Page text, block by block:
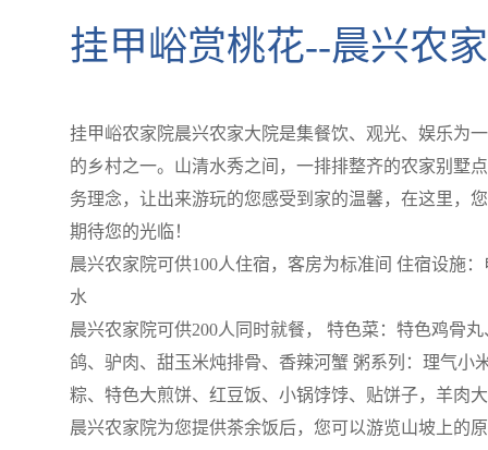
挂甲峪赏桃花--晨兴农
挂甲峪农家院晨兴农家大院是集餐饮、观光、娱乐为
的乡村之一。山清水秀之间，一排排整齐的农家别墅
务理念，让出来游玩的您感受到家的温馨，在这里，
期待您的光临！
晨兴农家院可供100人住宿，客房为标准间 住宿设施
水
晨兴农家院可供200人同时就餐， 特色菜：特色鸡骨
鸽、驴肉、甜玉米炖排骨、香辣河蟹 粥系列：理气小
粽、特色大煎饼、红豆饭、小锅饽饽、贴饼子，羊肉
晨兴农家院为您提供茶余饭后，您可以游览山坡上的